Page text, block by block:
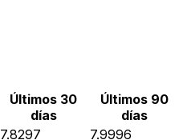
Últimos 30
días
Últimos 90
días
7.8297
7.9996